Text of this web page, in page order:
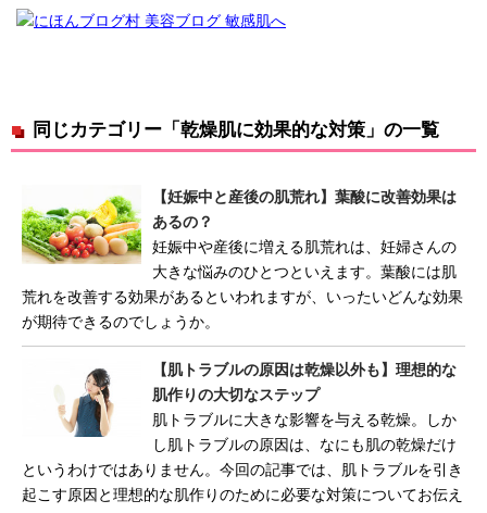
同じカテゴリー「乾燥肌に効果的な対策」の一覧
【妊娠中と産後の肌荒れ】葉酸に改善効果は
あるの？
妊娠中や産後に増える肌荒れは、妊婦さんの
大きな悩みのひとつといえます。葉酸には肌
荒れを改善する効果があるといわれますが、いったいどんな効果
が期待できるのでしょうか。
【肌トラブルの原因は乾燥以外も】理想的な
肌作りの大切なステップ
肌トラブルに大きな影響を与える乾燥。しか
し肌トラブルの原因は、なにも肌の乾燥だけ
というわけではありません。今回の記事では、肌トラブルを引き
起こす原因と理想的な肌作りのために必要な対策についてお伝え